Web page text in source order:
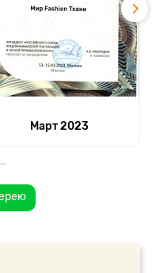
Март 2023